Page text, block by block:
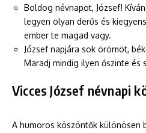
Boldog névnapot, József!
legyen olyan derűs és
ember te magad vagy.
József napjára sok örömöt,
Maradj mindig ilyen őszinte és
Vicces József névnapi
A humoros köszöntők különösen